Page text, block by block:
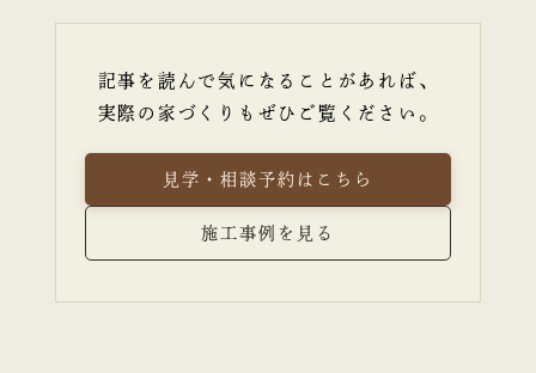
記事を読んで気になることがあれば、
実際の家づくりもぜひご覧ください。
見学・相談予約はこちら
施工事例を見る